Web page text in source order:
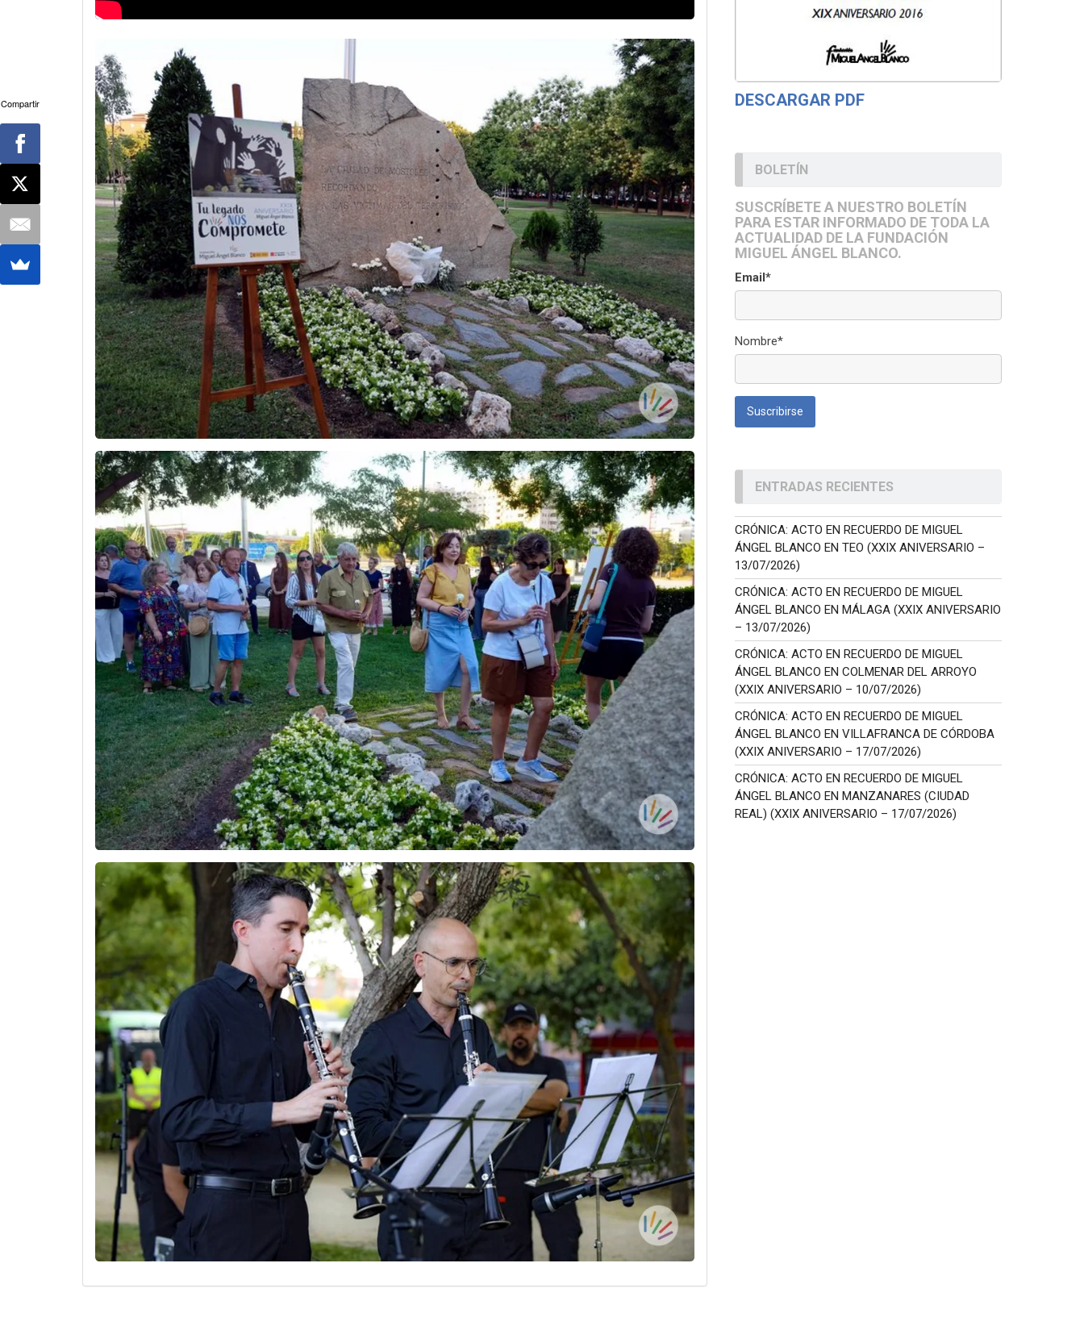
DESCARGAR PDF
BOLETÍN
SUSCRÍBETE A NUESTRO BOLETÍN
PARA ESTAR INFORMADO DE TODA LA
ACTUALIDAD DE LA FUNDACIÓN
MIGUEL ÁNGEL BLANCO.
Email*
Nombre*
ENTRADAS RECIENTES
CRÓNICA: ACTO EN RECUERDO DE MIGUEL
ÁNGEL BLANCO EN TEO (XXIX ANIVERSARIO –
13/07/2026)
CRÓNICA: ACTO EN RECUERDO DE MIGUEL
ÁNGEL BLANCO EN MÁLAGA (XXIX ANIVERSARIO
– 13/07/2026)
CRÓNICA: ACTO EN RECUERDO DE MIGUEL
ÁNGEL BLANCO EN COLMENAR DEL ARROYO
(XXIX ANIVERSARIO – 10/07/2026)
CRÓNICA: ACTO EN RECUERDO DE MIGUEL
ÁNGEL BLANCO EN VILLAFRANCA DE CÓRDOBA
(XXIX ANIVERSARIO – 17/07/2026)
CRÓNICA: ACTO EN RECUERDO DE MIGUEL
ÁNGEL BLANCO EN MANZANARES (CIUDAD
REAL) (XXIX ANIVERSARIO – 17/07/2026)
Compartir